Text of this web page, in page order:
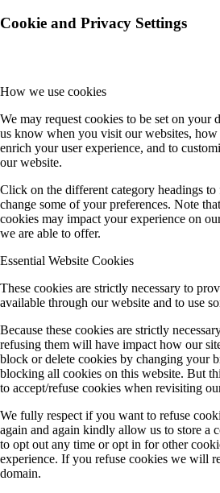
Cookie and Privacy Settings
How we use cookies
We may request cookies to be set on your
us know when you visit our websites,
enrich your user experience, and to
our website.
Click on the different category headings
change some of your preferences. Note
cookies may impact your experience on
we are able to offer.
Essential Website Cookies
These cookies are strictly necessary to
available through our website and to use
Because these cookies are strictly
refusing them will have impact how our
block or delete cookies by changing your
blocking all cookies on this website. But
to accept/refuse cookies when revisiting
We fully respect if you want to refuse
again and again kindly allow us to store a
to opt out any time or opt in for other
experience. If you refuse cookies we will
domain.